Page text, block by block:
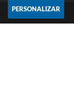
PERSONALIZAR